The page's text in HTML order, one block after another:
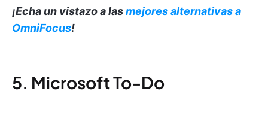
¡Echa un vistazo a lasmejores alternativas a
OmniFocus!
5. Microsoft To-Do